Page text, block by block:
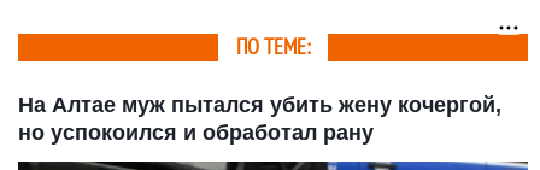
ПО ТЕМЕ:
На Алтае муж пытался убить жену кочергой,
но успокоился и обработал рану